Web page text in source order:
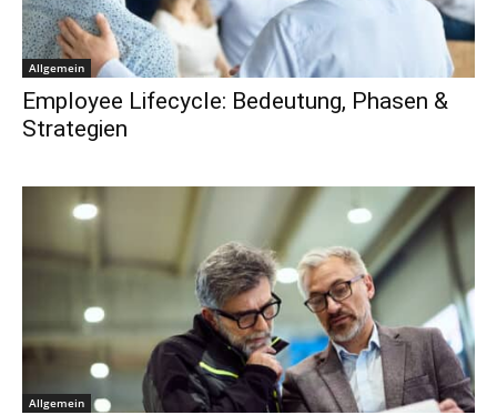
Allgemein
Employee Lifecycle: Bedeutung, Phasen &
Strategien
Allgemein